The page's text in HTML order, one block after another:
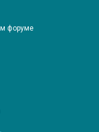
форуме